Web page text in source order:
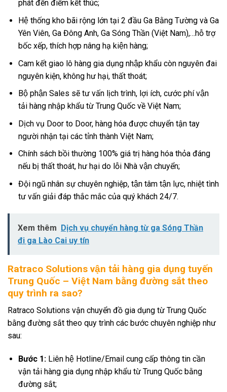
phát đến điểm kết thúc;
Hệ thống kho bãi rộng lớn tại 2 đầu Ga Bằng Tường và Ga
Yên Viên, Ga Đông Anh, Ga Sóng Thần (Việt Nam),…hỗ trợ
bốc xếp, thích hợp nâng hạ kiện hàng;
Cam kết giao lô hàng gia dụng nhập khẩu còn nguyên đai
nguyên kiện, không hư hại, thất thoát;
Bộ phận Sales sẽ tư vấn lịch trình, lợi ích, cước phí vận
tải hàng nhập khẩu từ Trung Quốc về Việt Nam;
Dịch vụ Door to Door, hàng hóa được chuyển tận tay
người nhận tại các tỉnh thành Việt Nam;
Chính sách bồi thường 100% giá trị hàng hóa thỏa đáng
nếu bị thất thoát, hư hại do lỗi Nhà vận chuyển;
Đội ngũ nhân sự chuyên nghiệp, tận tâm tận lực, nhiệt tình
tư vấn giải đáp thắc mắc của quý khách 24/7.
Xem thêm Dịch vụ chuyển hàng từ ga Sóng Thần
đi ga Lào Cai uy tín
Ratraco Solutions vận tải hàng gia dụng tuyến
Trung Quốc – Việt Nam bằng đường sắt theo
quy trình ra sao?
Ratraco Solutions vận chuyển đồ gia dụng từ Trung Quốc
bằng đường sắt theo quy trình các bước chuyên nghiệp như
sau:
Bước 1:Liên hệ Hotline/Email cung cấp thông tin cần
vận tải hàng gia dụng nhập khẩu từ Trung Quốc bằng
đường sắt;